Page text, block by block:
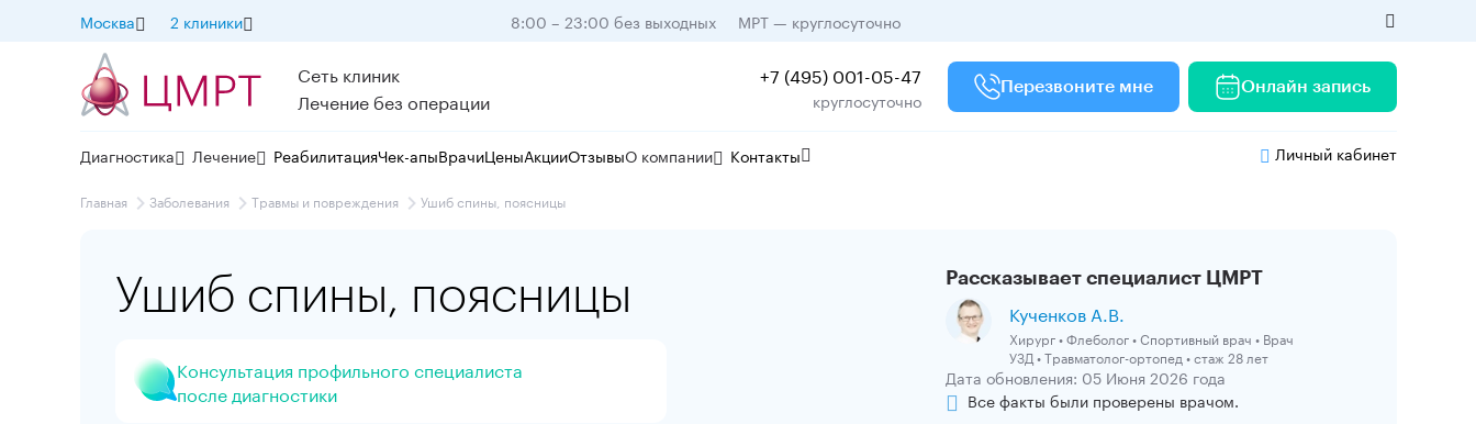
Москва 2 клиники 8:00 – 23:00 без выходных МРТ — круглосуточно
Сеть клиник
Лечение без операции
+7 (495) 001-05-47
круглосуточно
Перезвоните мне Онлайн запись
Диагностика Лечение РеабилитацияЧек-апыВрачиЦеныАкцииОтзывыО компании Контакты Личный кабинет
Главная Заболевания Травмы и повреждения Ушиб спины, поясницы
Ушиб спины, поясницы
Консультация профильного специалиста
после диагностики
Рассказывает специалист ЦМРТ
Кученков А.В.
Хирург • Флеболог • Спортивный врач • Врач
УЗД • Травматолог-ортопед • стаж 28 лет
Дата обновления: 05 Июня 2026 года
Все факты были проверены врачом.